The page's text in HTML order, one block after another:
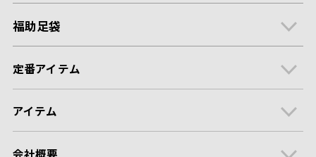
福助足袋
定番アイテム
アイテム
会社概要